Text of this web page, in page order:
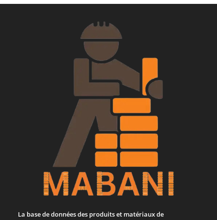
La base de données des produits et matériaux de